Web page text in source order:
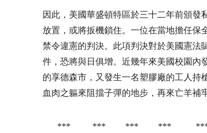
因此，美國華盛頓特區於三十二年前頒
放置，或將扳機鎖住。一位在當地擔任保
禁令違憲的判決。此項判決對於美國憲法
件，恐將與日俱增。近幾年來美國校園內
的享德森市，又發生一名塑膠廠的工人持
血肉之軀來阻擋子彈的地步，再來亡羊補
*** *** *** ***